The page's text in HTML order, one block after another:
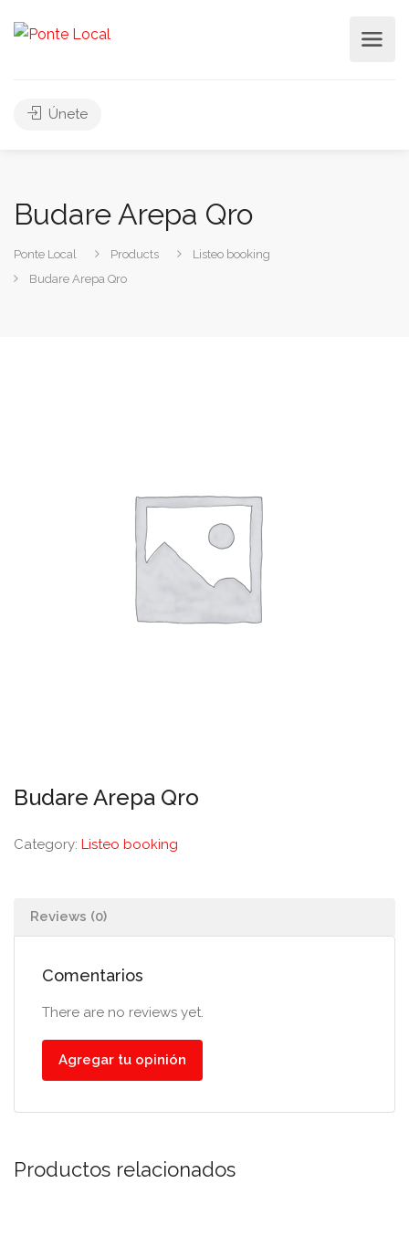
Únete
Budare Arepa Qro
Ponte Local Products
Listeo booking
Budare Arepa Qro
Budare Arepa Qro
Category: Listeo booking
Reviews (0)
Comentarios
There are no reviews yet.
Agregar tu opinión
Productos relacionados